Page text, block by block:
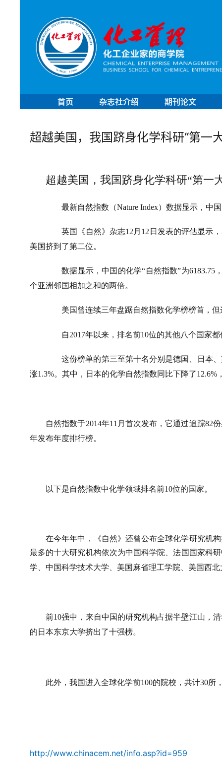
首页 杂志社介绍 期刊论文
超越美国，我国跻身化学科研“第一
超越美国，我国跻身化学科研“第一
最新自然指数（Nature Index）数据显示，中
英国《自然》杂志12 月 12 日发表的评估显示，
美国挤到了第二位。
数据显示，中国的化学“自然指数”为6183.75
个亚洲邻国相加之和的两倍。
美国曾连续三年盘踞自然指数化学榜榜首，
自2017年以来，排名前10位的其他八个国家
这份榜单的第三至第十名分别是德国、日本
涨1.3%。其中，日本的化学自然指数同比下降了12.6%
自然指数于2014年11 月首次发布，它通过追踪82
年发布年度排行榜。
以下是自然指数中化学领域排名前10位的国家。
在今年年中，《自然》还曾公布全球化学研究机
最多的十大研究机构依次为中国科学院、法国国家科
学、中国科学技术大学、美国麻省理工学院、美国西
前10强中，来自中国的研究机构占据半壁江山，
的日本东京大学挤出了十强榜。
此外，我国进入全球化学前100的院校，共计30所
http://www.chinacem.net/info.asp?id=959